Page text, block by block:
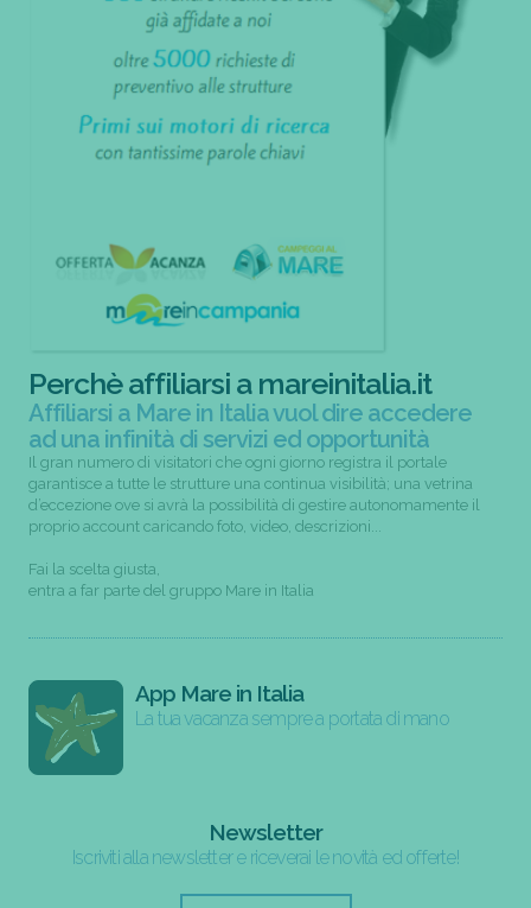
Perchè affiliarsi a mareinitalia.it
Affiliarsi a Mare in Italia vuol dire accedere
ad una infinità di servizi ed opportunità
Il gran numero di visitatori che ogni giorno registra il portale
garantisce a tutte le strutture una continua visibilità; una vetrina
d’eccezione ove si avrà la possibilità di gestire autonomamente il
proprio account caricando foto, video, descrizioni...
Fai la scelta giusta,
entra a far parte del gruppo Mare in Italia
App Mare in Italia
La tua vacanza sempre a portata di mano
Newsletter
Iscriviti alla newsletter e riceverai le novità ed offerte!